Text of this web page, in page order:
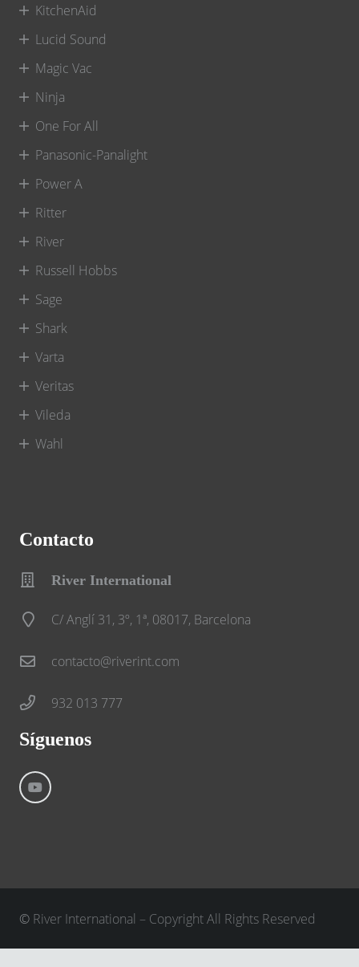
KitchenAid
Lucid Sound
Magic Vac
Ninja
One For All
Panasonic-Panalight
Power A
Ritter
River
Russell Hobbs
Sage
Shark
Varta
Veritas
Vileda
Wahl
Contacto
River International
C/ Anglí 31, 3º, 1ª, 08017, Barcelona
contacto@riverint.com
932 013 777
Síguenos
© River International – Copyright All Rights Reserved